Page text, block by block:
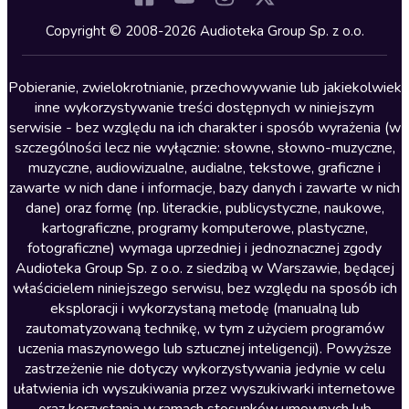
Kryminały
Lektury szkolne
Literatura anglojęzyczna
Literatura faktu
Literatura obyczajowa
Literatura piękna obca
Literatura piękna polska
Nagrania relaksacyjne
Nauka języków
Nauki humanistyczne
Podcasty i audycje
Polityka
Prasa
Copyright © 2008-2026 Audioteka Group Sp. z o.o.
Pobieranie, zwielokrotnianie, przechowywanie lub jakiekolwiek
inne wykorzystywanie treści dostępnych w niniejszym
serwisie - bez względu na ich charakter i sposób wyrażenia (w
szczególności lecz nie wyłącznie: słowne, słowno-muzyczne,
muzyczne, audiowizualne, audialne, tekstowe, graficzne i
zawarte w nich dane i informacje, bazy danych i zawarte w nich
dane) oraz formę (np. literackie, publicystyczne, naukowe,
kartograficzne, programy komputerowe, plastyczne,
fotograficzne) wymaga uprzedniej i jednoznacznej zgody
Audioteka Group Sp. z o.o. z siedzibą w Warszawie, będącej
właścicielem niniejszego serwisu, bez względu na sposób ich
eksploracji i wykorzystaną metodę (manualną lub
zautomatyzowaną technikę, w tym z użyciem programów
uczenia maszynowego lub sztucznej inteligencji). Powyższe
zastrzeżenie nie dotyczy wykorzystywania jedynie w celu
ułatwienia ich wyszukiwania przez wyszukiwarki internetowe